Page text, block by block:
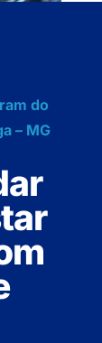
do
– MG